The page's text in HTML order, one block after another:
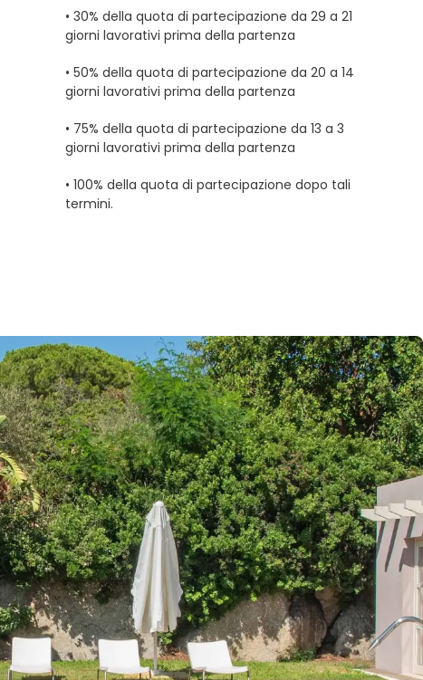
• 30% della quota di partecipazione da 29 a 21
giorni lavorativi prima della partenza
• 50% della quota di partecipazione da 20 a 14
giorni lavorativi prima della partenza
• 75% della quota di partecipazione da 13 a 3
giorni lavorativi prima della partenza
• 100% della quota di partecipazione dopo tali
termini.